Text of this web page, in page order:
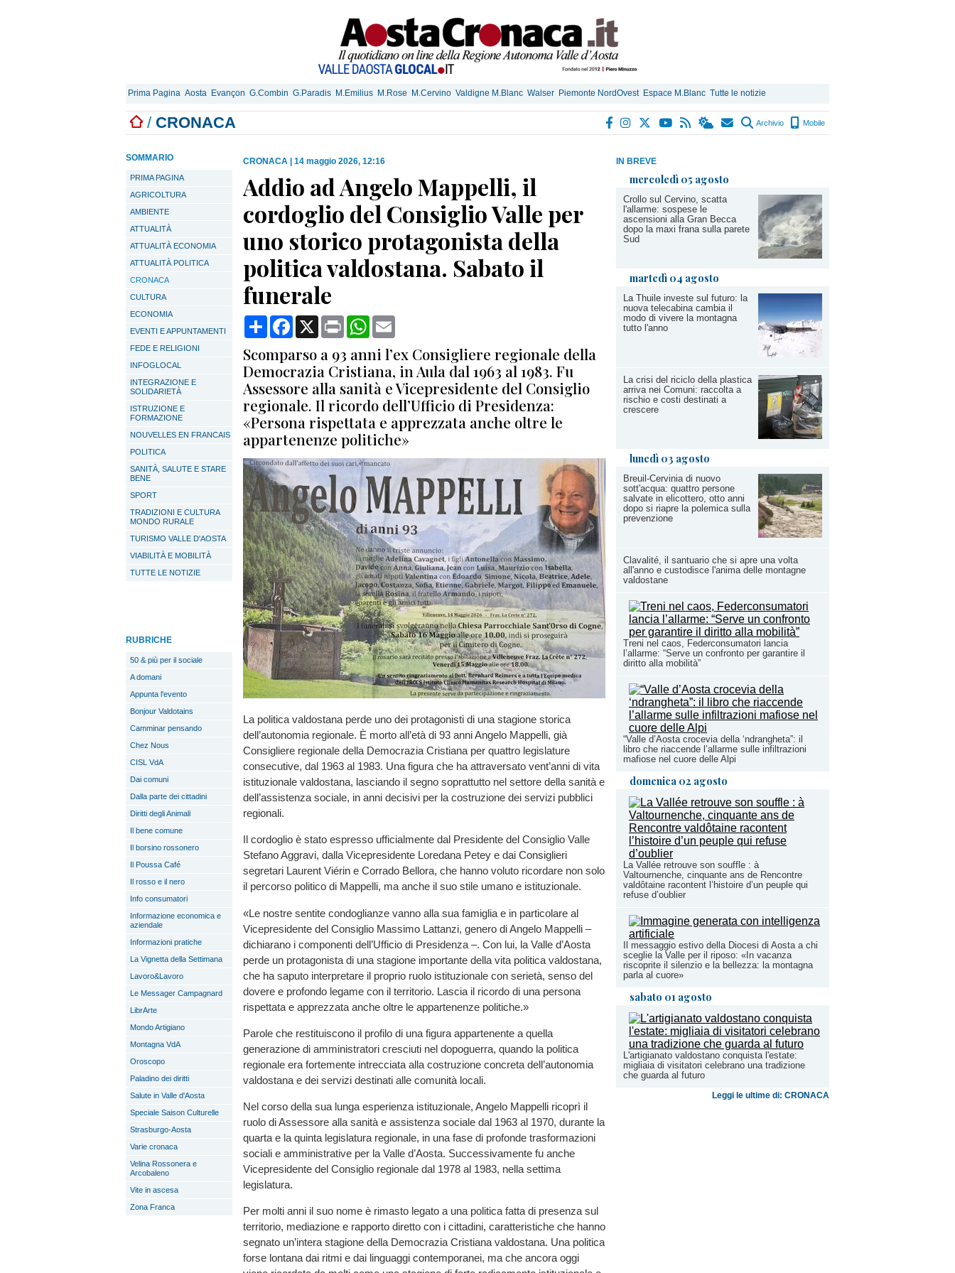
Prima Pagina Aosta Evançon G.Combin G.Paradis M.Emilius M.Rose M.Cervino Valdigne M.Blanc Walser Piemonte NordOvest Espace M.Blanc Tutte le notizie
/ CRONACA Archivio Mobile
IN BREVE
mercoledì 05 agosto
Crollo sul Cervino, scatta
l'allarme: sospese le
ascensioni alla Gran Becca
dopo la maxi frana sulla parete
Sud
martedì 04 agosto
La Thuile investe sul futuro: la
nuova telecabina cambia il
modo di vivere la montagna
tutto l'anno
La crisi del riciclo della plastica
arriva nei Comuni: raccolta a
rischio e costi destinati a
crescere
lunedì 03 agosto
Breuil-Cervinia di nuovo
sott'acqua: quattro persone
salvate in elicottero, otto anni
dopo si riapre la polemica sulla
prevenzione
Clavalité, il santuario che si apre una volta
all'anno e custodisce l'anima delle montagne
valdostane
Treni nel caos, Federconsumatori lancia
l’allarme: “Serve un confronto per garantire il
diritto alla mobilità”
“Valle d’Aosta crocevia della ‘ndrangheta”: il
libro che riaccende l’allarme sulle infiltrazioni
mafiose nel cuore delle Alpi
domenica 02 agosto
La Vallée retrouve son souffle : à
Valtournenche, cinquante ans de Rencontre
valdôtaine racontent l’histoire d’un peuple qui
refuse d’oublier
Il messaggio estivo della Diocesi di Aosta a chi
sceglie la Valle per il riposo: «In vacanza
riscoprite il silenzio e la bellezza: la montagna
parla al cuore»
sabato 01 agosto
L'artigianato valdostano conquista l'estate:
migliaia di visitatori celebrano una tradizione
che guarda al futuro
Leggi le ultime di: CRONACA
SOMMARIO
PRIMA PAGINA
AGRICOLTURA
AMBIENTE
ATTUALITÀ
ATTUALITÀ ECONOMIA
ATTUALITÀ POLITICA
CRONACA
CULTURA
ECONOMIA
EVENTI E APPUNTAMENTI
FEDE E RELIGIONI
INFOGLOCAL
INTEGRAZIONE E
SOLIDARIETÀ
ISTRUZIONE E
FORMAZIONE
NOUVELLES EN FRANCAIS
POLITICA
SANITÀ, SALUTE E STARE
BENE
SPORT
TRADIZIONI E CULTURA
MONDO RURALE
TURISMO VALLE D'AOSTA
VIABILITÀ E MOBILITÀ
TUTTE LE NOTIZIE
RUBRICHE
50 & più per il sociale
A domani
Appunta l'evento
Bonjour Valdotains
Camminar pensando
Chez Nous
CISL VdA
Dai comuni
Dalla parte dei cittadini
Diritti degli Animali
Il bene comune
Il borsino rossonero
Il Poussa Café
Il rosso e il nero
Info consumatori
Informazione economica e
aziendale
Informazioni pratiche
La Vignetta della Settimana
Lavoro&Lavoro
Le Messager Campagnard
LibrArte
Mondo Artigiano
Montagna VdA
Oroscopo
Paladino dei diritti
Salute in Valle d'Aosta
Speciale Saison Culturelle
Strasburgo-Aosta
Varie cronaca
Velina Rossonera e
Arcobaleno
Vite in ascesa
Zona Franca
CRONACA 14 maggio 2026, 12:16
Addio ad Angelo Mappelli, il
cordoglio del Consiglio Valle per
uno storico protagonista della
politica valdostana. Sabato il
funerale
CondividiFacebook
X Print WhatsApp
Scomparso a 93 anni l’ex Consigliere regionale della
Democrazia Cristiana, in Aula dal 1963 al 1983. Fu
Assessore alla sanità e Vicepresidente del Consiglio
regionale. Il ricordo dell’Ufficio di Presidenza:
«Persona rispettata e apprezzata anche oltre le
appartenenze politiche»
La politica valdostana perde uno dei protagonisti di una stagione storica
dell’autonomia regionale. È morto all’età di 93 anni Angelo Mappelli, già
Consigliere regionale della Democrazia Cristiana per quattro legislature
consecutive, dal 1963 al 1983. Una figura che ha attraversato vent’anni di vita
istituzionale valdostana, lasciando il segno soprattutto nel settore della sanità e
dell’assistenza sociale, in anni decisivi per la costruzione dei servizi pubblici
regionali.
Il cordoglio è stato espresso ufficialmente dal Presidente del Consiglio Valle
Stefano Aggravi, dalla Vicepresidente Loredana Petey e dai Consiglieri
segretari Laurent Viérin e Corrado Bellora, che hanno voluto ricordare non solo
il percorso politico di Mappelli, ma anche il suo stile umano e istituzionale.
«Le nostre sentite condoglianze vanno alla sua famiglia e in particolare al
Vicepresidente del Consiglio Massimo Lattanzi, genero di Angelo Mappelli –
dichiarano i componenti dell’Ufficio di Presidenza –. Con lui, la Valle d’Aosta
perde un protagonista di una stagione importante della vita politica valdostana,
che ha saputo interpretare il proprio ruolo istituzionale con serietà, senso del
dovere e profondo legame con il territorio. Lascia il ricordo di una persona
rispettata e apprezzata anche oltre le appartenenze politiche.»
Parole che restituiscono il profilo di una figura appartenente a quella
generazione di amministratori cresciuti nel dopoguerra, quando la politica
regionale era fortemente intrecciata alla costruzione concreta dell’autonomia
valdostana e dei servizi destinati alle comunità locali.
Nel corso della sua lunga esperienza istituzionale, Angelo Mappelli ricoprì il
ruolo di Assessore alla sanità e assistenza sociale dal 1963 al 1970, durante la
quarta e la quinta legislatura regionale, in una fase di profonde trasformazioni
sociali e amministrative per la Valle d’Aosta. Successivamente fu anche
Vicepresidente del Consiglio regionale dal 1978 al 1983, nella settima
legislatura.
Per molti anni il suo nome è rimasto legato a una politica fatta di presenza sul
territorio, mediazione e rapporto diretto con i cittadini, caratteristiche che hanno
segnato un’intera stagione della Democrazia Cristiana valdostana. Una politica
forse lontana dai ritmi e dai linguaggi contemporanei, ma che ancora oggi